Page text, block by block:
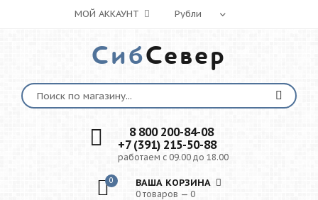
МОЙ АККАУНТ
СибСевер
8 800 200-84-08
+7 (391) 215-50-88
работаем с 09.00 до 18.00
0 ВАША КОРЗИНА
0 товаров — 0